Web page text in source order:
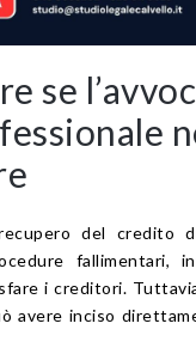
se
del credito
fallimentari,
i creditori.
avere inciso